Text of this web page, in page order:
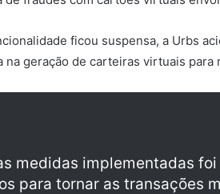
ficou suspensa, a Urbs
na geração de carteiras virtuais para
medidas implementadas
para tornar as transações